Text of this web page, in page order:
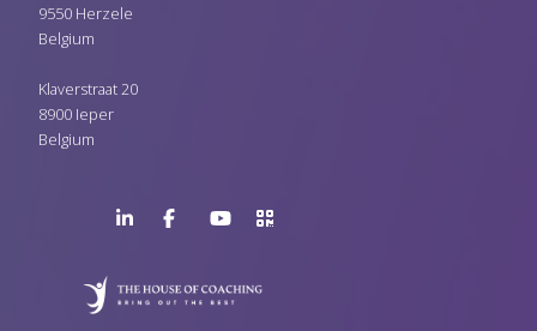
9550 Herzele
Belgium
Klaverstraat 20
8900 Ieper
Belgium
PagePageChannel
QR